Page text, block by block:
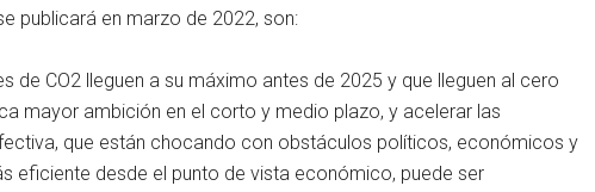
publicará en marzo de 2022, son:
de CO2 lleguen a su máximo antes de 2025 y que lleguen al cero
mayor ambición en el corto y medio plazo, y acelerar las
que están chocando con obstáculos políticos, económicos y
eficiente desde el punto de vista económico, puede ser